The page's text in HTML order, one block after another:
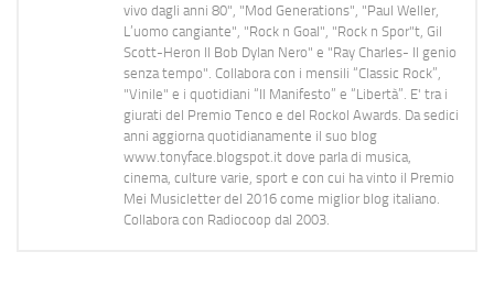
vivo dagli anni 80", "Mod Generations", "Paul Weller,
L’uomo cangiante", "Rock n Goal", "Rock n Spor"t, Gil
Scott-Heron Il Bob Dylan Nero" e "Ray Charles- Il genio
senza tempo". Collabora con i mensili “Classic Rock”,
"Vinile" e i quotidiani “Il Manifesto” e “Libertà”. E' tra i
giurati del Premio Tenco e del Rockol Awards. Da sedici
anni aggiorna quotidianamente il suo blog
www.tonyface.blogspot.it dove parla di musica,
cinema, culture varie, sport e con cui ha vinto il Premio
Mei Musicletter del 2016 come miglior blog italiano.
Collabora con Radiocoop dal 2003.